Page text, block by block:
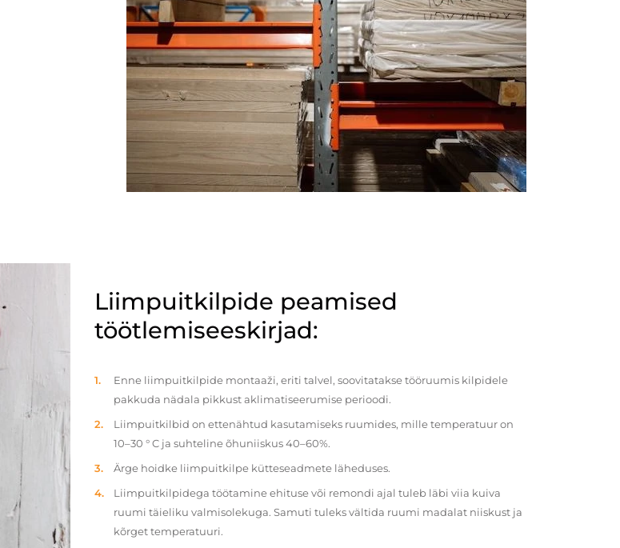
Liimpuitkilpide peamised
töötlemiseeskirjad:
Enne liimpuitkilpide montaaži, eriti talvel, soovitatakse tööruumis kilpidele
pakkuda nädala pikkust aklimatiseerumise perioodi.
Liimpuitkilbid on ettenähtud kasutamiseks ruumides, mille temperatuur on
10–30 ° C ja suhteline õhuniiskus 40–60%.
Ärge hoidke liimpuitkilpe kütteseadmete läheduses.
Liimpuitkilpidega töötamine ehituse või remondi ajal tuleb läbi viia kuiva
ruumi täieliku valmisolekuga. Samuti tuleks vältida ruumi madalat niiskust ja
kõrget temperatuuri.